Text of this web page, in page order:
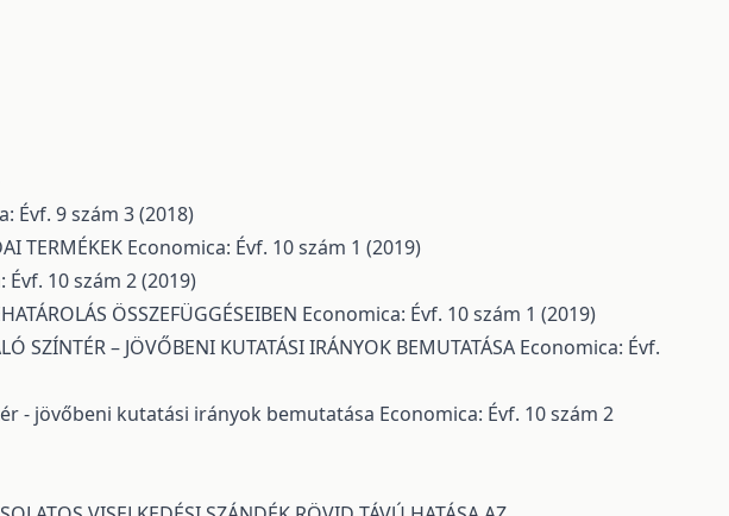
Évf. 9 szám 3 (2018)
TERMÉKEK Economica: Évf. 10 szám 1 (2019)
Évf. 10 szám 2 (2019)
ÖSSZEFÜGGÉSEIBEN Economica: Évf. 10 szám 1 (2019)
SZÍNTÉR – JÖVŐBENI KUTATÁSI IRÁNYOK BEMUTATÁSA Economica: Évf.
- jövőbeni kutatási irányok bemutatása Economica: Évf. 10 szám 2